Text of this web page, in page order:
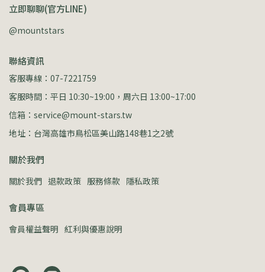
立即聊聊(官方LINE)
@mountstars
聯絡資訊
客服專線：07-7221759
客服時間：平日 10:30~19:00，周六日 13:00~17:00
信箱：service@mount-stars.tw
地址：台灣高雄市鳥松區美山路148巷1之2號
關於我們
關於我們 退款政策 服務條款 隱私政策
會員專區
會員權益聲明 紅利與優惠說明